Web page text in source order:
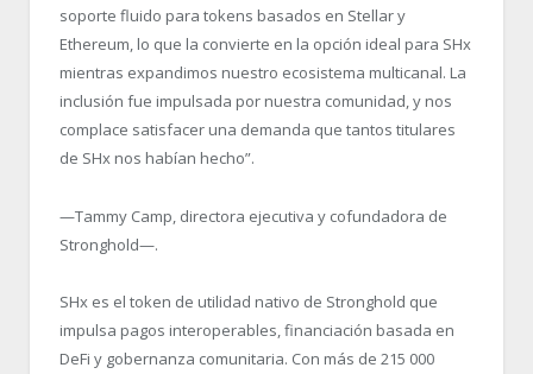
soporte fluido para tokens basados en Stellar y
Ethereum, lo que la convierte en la opción ideal para SHx
mientras expandimos nuestro ecosistema multicanal. La
inclusión fue impulsada por nuestra comunidad, y nos
complace satisfacer una demanda que tantos titulares
de SHx nos habían hecho”.
—Tammy Camp, directora ejecutiva y cofundadora de
Stronghold—.
SHx es el token de utilidad nativo de Stronghold que
impulsa pagos interoperables, financiación basada en
DeFi y gobernanza comunitaria. Con más de 215 000